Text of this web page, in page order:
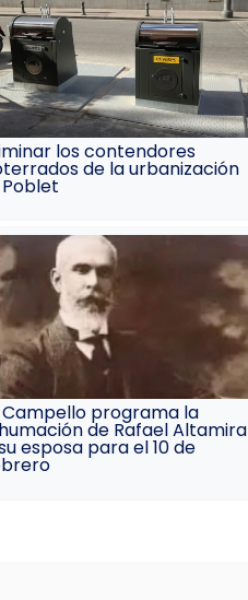
los contendores
de la urbanización
Poblet
Campello programa la
de Rafael Altamira
esposa para el 10 de